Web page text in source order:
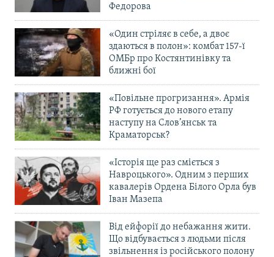
Федорова
«Один стріляє в себе, а двоє
здаються в полон»: комбат 157-ї
ОМБр про Костянтинівку та
ближні бої
«Повільне прогризання». Армія
РФ готується до нового етапу
наступу на Слов’янськ та
Краматорськ?
«Історія ще раз сміється з
Навроцького». Одним з перших
кавалерів Ордена Білого Орла був
Іван Мазепа
Від ейфорії до небажання жити.
Що відбувається з людьми після
звільнення із російського полону